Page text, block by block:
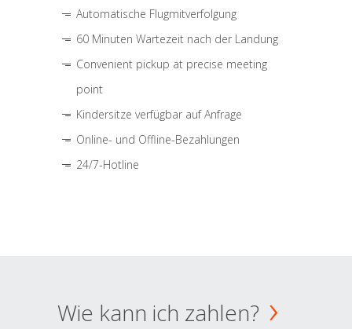
Automatische Flugmitverfolgung
60 Minuten Wartezeit nach der Landung
Convenient pickup at precise meeting
point
Kindersitze verfügbar auf Anfrage
Online- und Offline-Bezahlungen
24/7-Hotline
Wie kann ich zahlen?